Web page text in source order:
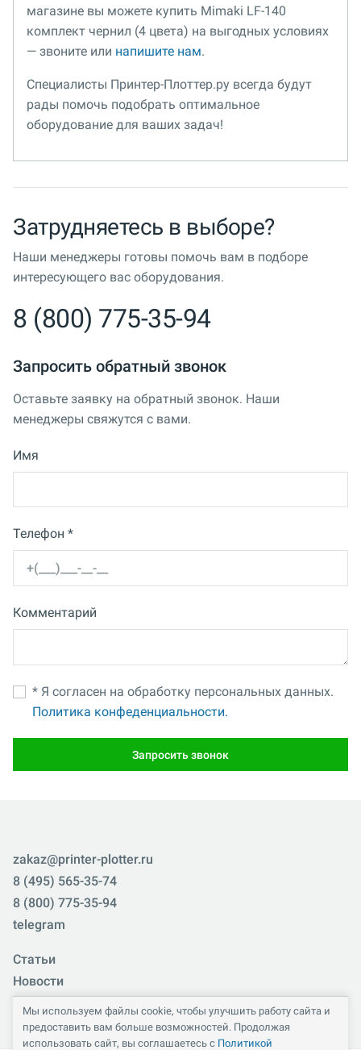
магазине вы можете купить Mimaki LF-140
комплект чернил (4 цвета) на выгодных условиях
— звоните или напишите нам.
Специалисты Принтер-Плоттер.ру всегда будут
рады помочь подобрать оптимальное
оборудование для ваших задач!
Затрудняетесь в выборе?
Наши менеджеры готовы помочь вам в подборе
интересующего вас оборудования.
8 (800) 775-35-94
Запросить обратный звонок
Оставьте заявку на обратный звонок. Наши
менеджеры свяжутся с вами.
Имя
Телефон *
Комментарий
* Я согласен на обработку персональных данных.
Политика конфеденциальности.
Запросить звонок
zakaz@printer-plotter.ru
8 (495) 565-35-74
8 (800) 775-35-94
telegram
Статьи
Новости
Яндекс.Поиск
Карта сайта
Мы используем файлы cookie, чтобы улучшить работу сайта и
предоставить вам больше возможностей. Продолжая
использовать сайт, вы соглашаетесь с Политикой